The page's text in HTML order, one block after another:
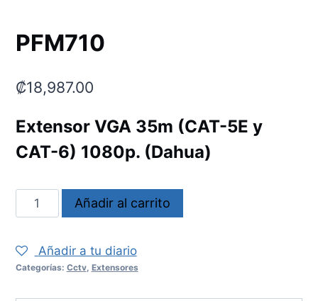
PFM710
₡18,987.00
Extensor VGA 35m (CAT-5E y
CAT-6) 1080p. (Dahua)
PFM710
cantidad
Añadir al carrito
Añadir a tu diario
Categorías: Cctv, Extensores